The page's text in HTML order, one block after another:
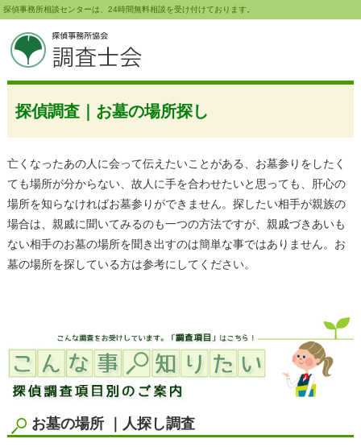
探偵調査｜お墓の場所探し
亡くなったあの人に会って伝えたいことがある、お墓参りをしたく
ても場所が分からない、故人に手を合わせたいと思っても、肝心の
場所を知らなければお墓参りができません。探したい相手が親族の
場合は、親戚に聞いてみるのも一つの方法ですが、親戚づきあいも
ない相手のお墓の場所を聞き出すのは簡単な事ではありません。お
墓の場所を探している方は参考にしてください。
お墓の場所 ｜人探し調査
探偵事務所相談センターは、24時間無料相談を受け付けております。